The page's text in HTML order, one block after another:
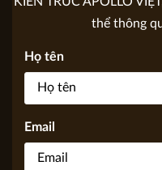
GỬI
KIẾN TRÚC APOLLO
Họ tên